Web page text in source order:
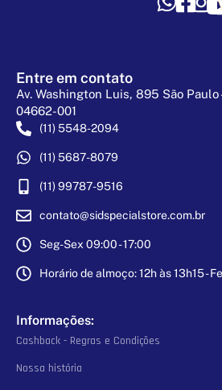
Entre em contato
Av. Washington Luis, 895 São Paulo
04662-001
(11) 5548-2094
(11) 5687-8079
(11) 99787-9516
contato@sidspecialstore.com.br
Seg-Sex 09:00 - 17:00
Horário de almoço: 12h às 13h15 -
Informações:
Cashback - Regras e Condições
Nossa história